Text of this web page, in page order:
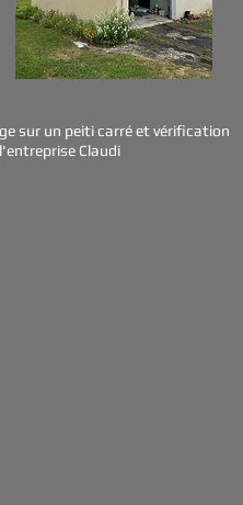
sur un peiti carré et vérification
Claudi